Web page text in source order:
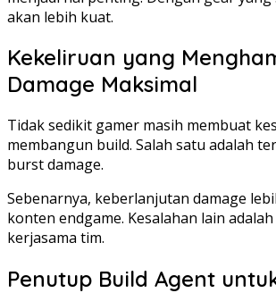
akan lebih kuat.
Kekeliruan yang
Damage Maksimal
Tidak sedikit gamer masih membuat
membangun build. Salah satu adalah
burst damage.
Sebenarnya, keberlanjutan damage
konten endgame. Kesalahan lain
kerjasama tim.
Penutup Build Agent